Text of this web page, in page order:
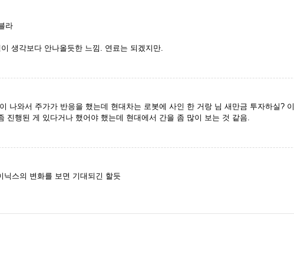
라
생각보다 안나올듯한 느낌. 연료는 되겠지만.
나와서 주가가 반응을 했는데 현대차는 로봇에 사인 한 거랑 님 새만금 투자하실?
진행된 게 있다거나 했어야 했는데 현대에서 간을 좀 많이 보는 것 같음.
닉스의 변화를 보면 기대되긴 할듯